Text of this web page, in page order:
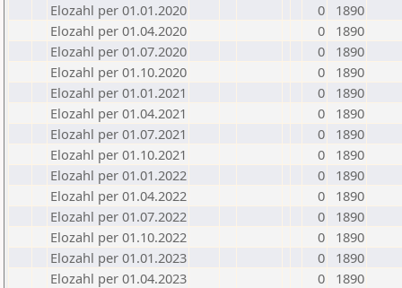
Elozahl per 01.01.2020
0
1890
Elozahl per 01.04.2020
0
1890
Elozahl per 01.07.2020
0
1890
Elozahl per 01.10.2020
0
1890
Elozahl per 01.01.2021
0
1890
Elozahl per 01.04.2021
0
1890
Elozahl per 01.07.2021
0
1890
Elozahl per 01.10.2021
0
1890
Elozahl per 01.01.2022
0
1890
Elozahl per 01.04.2022
0
1890
Elozahl per 01.07.2022
0
1890
Elozahl per 01.10.2022
0
1890
Elozahl per 01.01.2023
0
1890
Elozahl per 01.04.2023
0
1890